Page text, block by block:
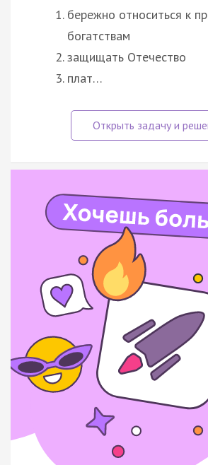
бережно относиться к
богатствам
защищать Отечество
плат…